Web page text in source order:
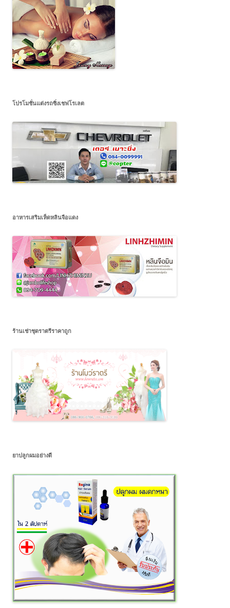
โปรโมชั่นแต่งรถซิ่งเชฟโรเลต
อาหารเสริมเห็ดหลินจือแดง
ร้านเช่าชุดราตรีราคาถูก
ยาปลูกผมอย่างดี